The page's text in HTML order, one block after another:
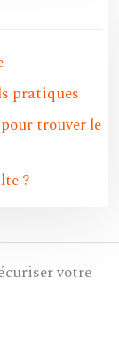
pratiques
trouver le
?
votre